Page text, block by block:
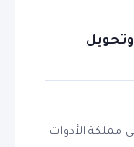
مملكة الأدوات